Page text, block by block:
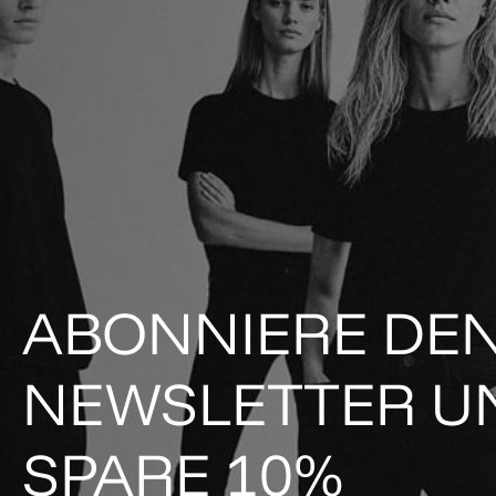
ABONNIERE
NEWSLETTER
SPARE 10%